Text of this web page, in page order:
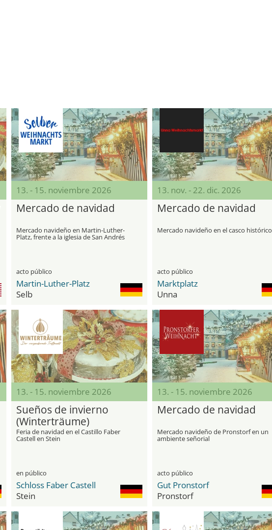
13. - 15. noviembre 2026
Mercado de navidad
Mercado navideño en Martin-Luther-
Platz, frente a la iglesia de San Andrés
acto público
Martin-Luther-Platz
Selb
13. nov. - 22. dic. 2026
Mercado de navidad
Mercado navideño en el casco histórico
acto público
Marktplatz
Unna
13. - 15. noviembre 2026
Sueños de invierno
(Winterträume)
Feria de navidad en el Castillo Faber
Castell en Stein
en público
Schloss Faber Castell
Stein
13. - 15. noviembre 2026
Mercado de navidad
Mercado navideño de Pronstorf en un
ambiente señorial
acto público
Gut Pronstorf
Pronstorf